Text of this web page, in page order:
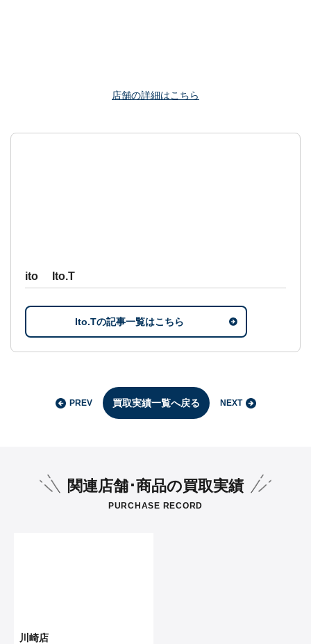
店舗の詳細はこちら
ito Ito.T
Ito.Tの記事一覧はこちら
PREV 買取実績一覧へ戻る NEXT
関連店舗･商品の買取実績
PURCHASE RECORD
川崎店